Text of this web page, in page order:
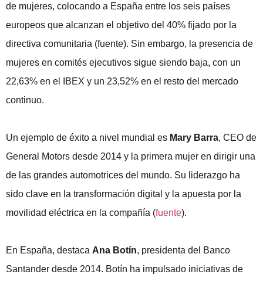
de mujeres, colocando a España entre los seis países
europeos que alcanzan el objetivo del 40% fijado por la
directiva comunitaria (fuente). Sin embargo, la presencia de
mujeres en comités ejecutivos sigue siendo baja, con un
22,63% en el IBEX y un 23,52% en el resto del mercado
continuo.
Un ejemplo de éxito a nivel mundial es Mary Barra, CEO de
General Motors desde 2014 y la primera mujer en dirigir una
de las grandes automotrices del mundo. Su liderazgo ha
sido clave en la transformación digital y la apuesta por la
movilidad eléctrica en la compañía (fuente).
En España, destaca Ana Botín, presidenta del Banco
Santander desde 2014. Botín ha impulsado iniciativas de